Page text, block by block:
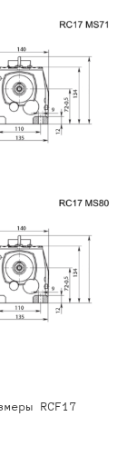
RCF17